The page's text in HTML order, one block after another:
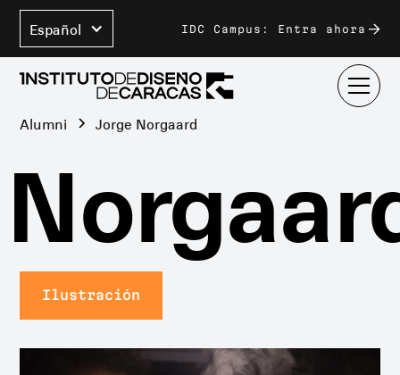
Español IDC Campus: Entra ahora
Alumni Jorge Norgaard
Ilustración